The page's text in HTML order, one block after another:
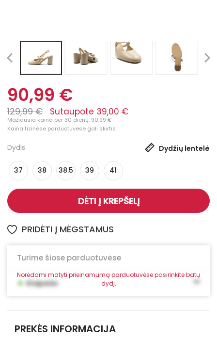
90,99 €
129,99 € Sutaupote 39,00 €
Mažiausia kaina per 30 dienų: 90.99 €
Kaina fizinėse parduotuvėse gali skirtis
Dydis Dydžių lentelė
37 38 38.5 39 41
DĖTI Į KREPŠELĮ
PRIDĖTI Į MĖGSTAMUS
Turime šiose parduotuvėse
Norėdami matyti prieinamumą parduotuvėse pasirinkite batų
dydį.
• Klaipėda
PREKĖS INFORMACIJA